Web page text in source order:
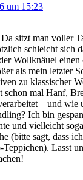
um 15:23
sitzt man voller
schleicht sich
Wollknäuel einen
als mein letzter
zu klassischer
schon mal Hanf,
– und wie
Ich bin
und vielleicht
(bitte sagt, dass
Lasst